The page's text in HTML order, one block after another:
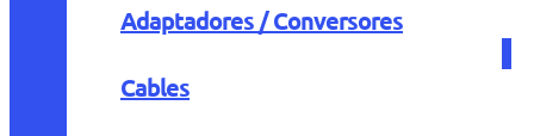
Adaptadores / Conversores
Cables